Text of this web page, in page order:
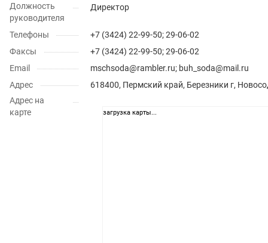
Должность
руководителя
Директор
Телефоны
+7 (3424) 22-99-50; 29-06-02
Факсы
+7 (3424) 22-99-50; 29-06-02
Email
mschsoda@rambler.ru; buh_soda@mail.ru
Адрес
618400, Пермский край, Березники г,
Адрес на
карте
загрузка карты...